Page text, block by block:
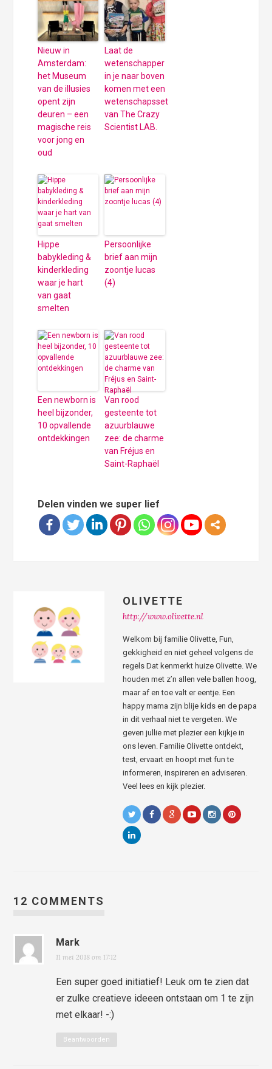
Nieuw in
Amsterdam:
het Museum
van de illusies
opent zijn
deuren – een
magische reis
voor jong en
oud
Laat de
wetenschapper
in je naar boven
komen met een
wetenschapsset
van The Crazy
Scientist LAB.
Hippe
babykleding &
kinderkleding
waar je hart
van gaat
smelten
Persoonlijke
brief aan mijn
zoontje lucas
(4)
Een newborn is
heel bijzonder,
10 opvallende
ontdekkingen
Van rood
gesteente tot
azuurblauwe
zee: de charme
van Fréjus en
Saint-Raphaël
Delen vinden we super lief
OLIVETTE
http://www.olivette.nl
Welkom bij familie Olivette, Fun,
gekkigheid en niet geheel volgens de
regels Dat kenmerkt huize Olivette. We
houden met z’n allen vele ballen hoog,
maar af en toe valt er eentje. Een
happy mama zijn blije kids en de papa
in dit verhaal niet te vergeten. We
geven jullie met plezier een kijkje in
ons leven. Familie Olivette ontdekt,
test, ervaart en hoopt met fun te
informeren, inspireren en adviseren.
Veel lees en kijk plezier.
12 COMMENTS
Mark
11 mei 2018 om 17:12
Een super goed initiatief! Leuk om te zien dat
er zulke creatieve ideeen ontstaan om 1 te zijn
met elkaar! -:)
Beantwoorden